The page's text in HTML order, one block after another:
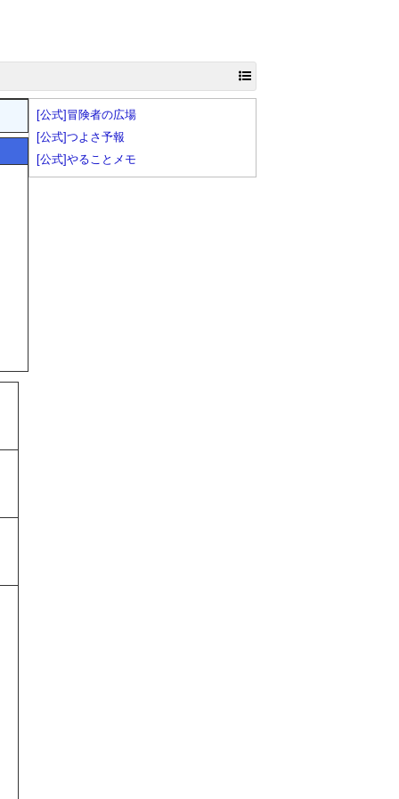
[公式]冒険者の広場
[公式]つよさ予報
[公式]やることメモ